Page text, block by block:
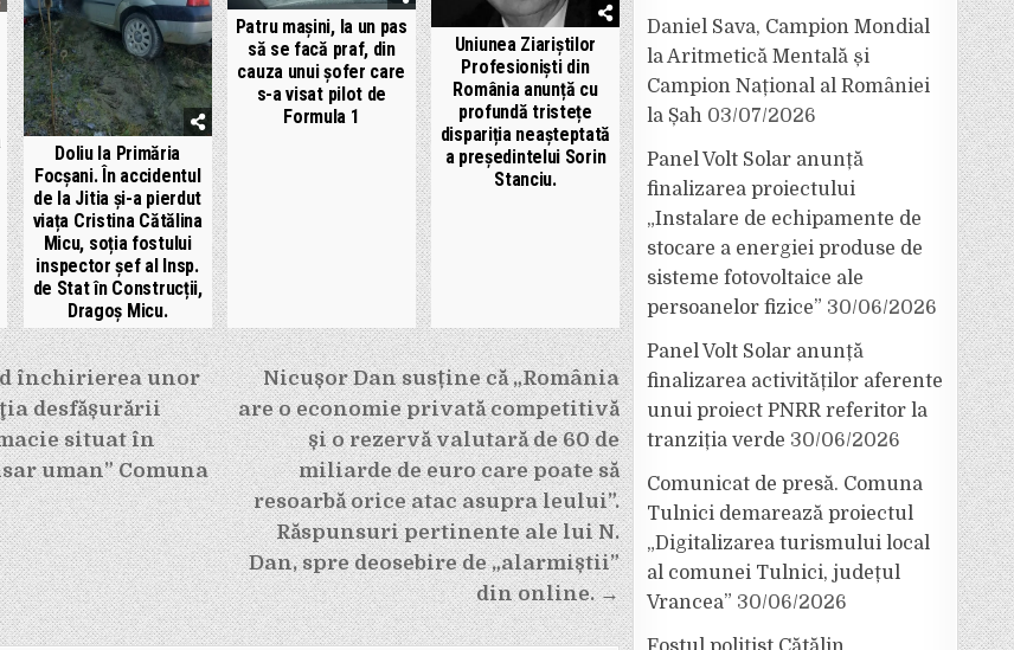
Doliu la Primăria
Focșani. În accidentul
de la Jitia și-a pierdut
viața Cristina Cătălina
Micu, soția fostului
inspector șef al Insp.
de Stat în Construcții,
Dragoș Micu.
Patru mașini, la un pas
să se facă praf, din
cauza unui șofer care
s-a visat pilot de
Formula 1
Uniunea Ziariștilor
Profesioniști din
România anunță cu
profundă tristețe
dispariția neașteptată
a președintelui Sorin
Stanciu.
Nicușor Dan susține că „România
are o economie privată competitivă
și o rezervă valutară de 60 de
miliarde de euro care poate să
resoarbă orice atac asupra leului”.
Răspunsuri pertinente ale lui N.
Dan, spre deosebire de „alarmiștii”
din online. →
închirierea unor
desfășurării
situat în
uman” Comuna
Daniel Sava, Campion Mondial
la Aritmetică Mentală și
Campion Național al României
la Șah 03/07/2026
Panel Volt Solar anunță
finalizarea proiectului
„Instalare de echipamente de
stocare a energiei produse de
sisteme fotovoltaice ale
persoanelor fizice” 30/06/2026
Panel Volt Solar anunță
finalizarea activităților aferente
unui proiect PNRR referitor la
tranziția verde 30/06/2026
Comunicat de presă. Comuna
Tulnici demarează proiectul
„Digitalizarea turismului local
al comunei Tulnici, județul
Vrancea” 30/06/2026